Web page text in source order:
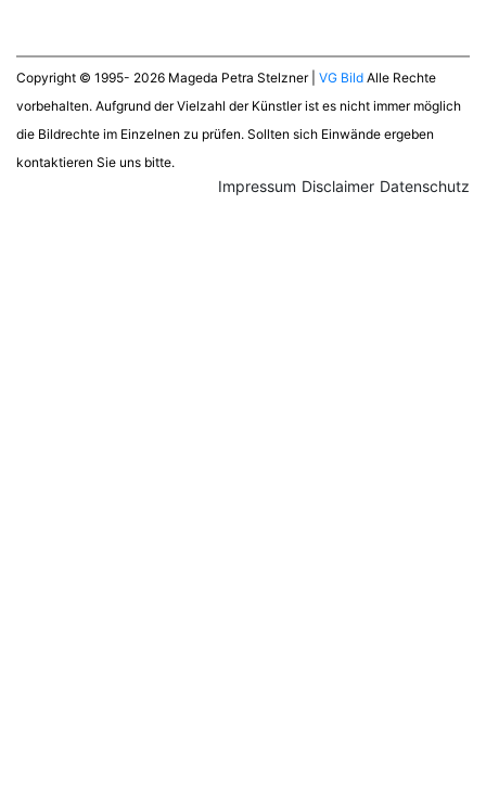
Copyright © 1995- 2026 Mageda Petra Stelzner | VG Bild Alle Rechte
vorbehalten. Aufgrund der Vielzahl der Künstler ist es nicht immer möglich
die Bildrechte im Einzelnen zu prüfen. Sollten sich Einwände ergeben
kontaktieren Sie uns bitte.
Datenschutz
Disclaimer
Impressum